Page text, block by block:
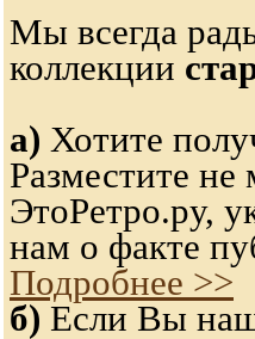
Мы всегда
коллекции
а) Хотите
Разместите
ЭтоРетро.ру,
нам о факте
Подробнее >>
б) Если Вы